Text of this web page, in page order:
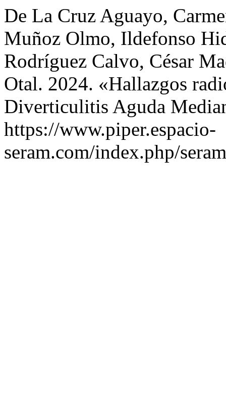
De La Cruz Aguayo,
Muñoz Olmo, Ildefonso
Rodríguez Calvo, César
Otal. 2024. «Hallazgos
Diverticulitis Aguda
https://www.piper.espacio-
seram.com/index.php/